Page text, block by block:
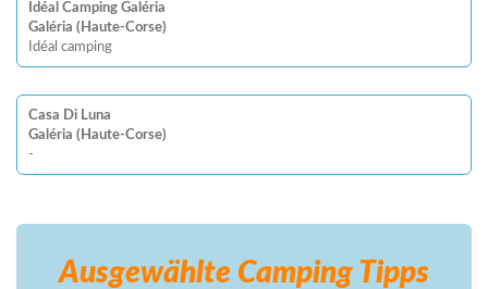
Idéal Camping Galéria
Galéria (Haute-Corse)
Idéal camping
Casa Di Luna
Galéria (Haute-Corse)
-
Ausgewählte Camping Tipps